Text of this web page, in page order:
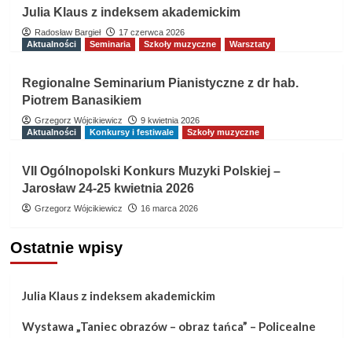
Julia Klaus z indeksem akademickim
Radosław Bargieł
17 czerwca 2026
Aktualności
Seminaria Szkoły muzyczne Warsztaty
Regionalne Seminarium Pianistyczne z dr hab.
Piotrem Banasikiem
Grzegorz Wójcikiewicz
9 kwietnia 2026
Aktualności
Konkursy i festiwale Szkoły muzyczne
VII Ogólnopolski Konkurs Muzyki Polskiej –
Jarosław 24-25 kwietnia 2026
Grzegorz Wójcikiewicz 16 marca 2026
Ostatnie wpisy
Julia Klaus z indeksem akademickim
Wystawa „Taniec obrazów – obraz tańca” – Policealne